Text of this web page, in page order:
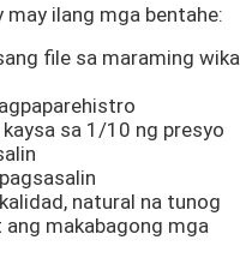
ilang mga bentahe:
file sa maraming wika
sa 1/10 ng presyo
natural na tunog
makabagong mga